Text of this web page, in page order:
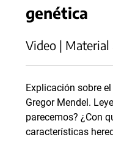
genética
Video | Material
Explicación sobre
Gregor Mendel.
parecemos? ¿Con
características